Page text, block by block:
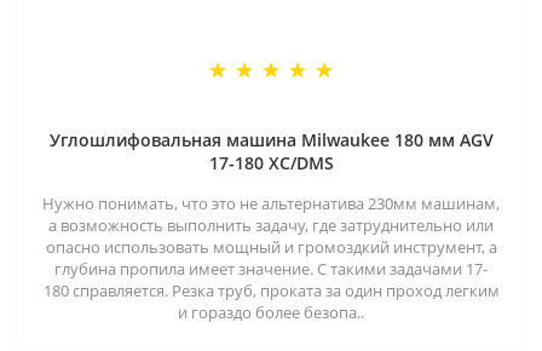
Углошлифовальная машина Milwaukee 180 мм AGV
17-180 XC/DMS
Нужно понимать, что это не альтернатива 230мм машинам,
а возможность выполнить задачу, где затруднительно или
опасно использовать мощный и громоздкий инструмент, а
глубина пропила имеет значение. С такими задачами 17-
180 справляется. Резка труб, проката за один проход легким
и гораздо более безопа..